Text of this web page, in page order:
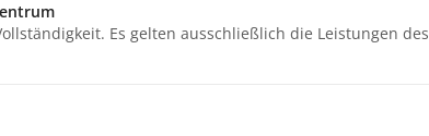
Es gelten ausschließlich die Leistungen